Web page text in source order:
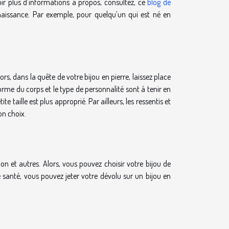
Par exemple, pour quelqu’un qui est né en
dans la quête de votre bijou en pierre, laissez place
du corps et le type de personnalité sont à tenir en
taille est plus approprié. Par ailleurs, les ressentis et
choix.
et autres. Alors, vous pouvez choisir votre bijou de
vous pouvez jeter votre dévolu sur un bijou en